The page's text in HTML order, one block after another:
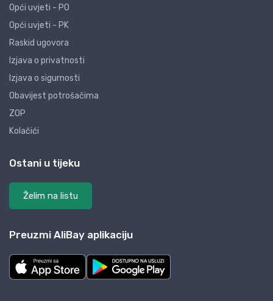
Opći uvjeti - PO
Opći uvjeti - PK
Raskid ugovora
Izjava o privatnosti
Izjava o sigurnosti
Obavijest potrošačima
ZOP
Kolačići
Ostani u tijeku
Želim na listu
Preuzmi AliBay aplikaciju